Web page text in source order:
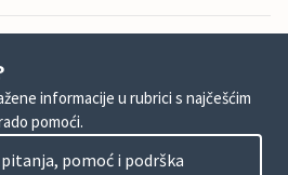
informacije u rubrici s najčešćim
pomoći.
pitanja, pomoć i podrška